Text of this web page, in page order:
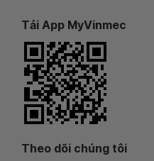
Tải App MyVinmec
Theo dõi chúng tôi